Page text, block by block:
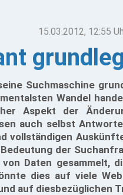
15.03.2012, 12:55
Suchmaschine
Wandel
Aspekt der
auch selbst
vollständigen
der
Daten gesammelt,
dies auf viele
auf diesbezüglichen